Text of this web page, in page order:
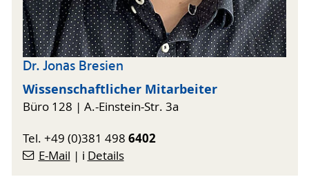
Dr. Jonas Bresien
Wissenschaftlicher Mitarbeiter
Büro 128 | A.-Einstein-Str. 3a
Tel. +49 (0)381 498 6402
E-Mail | ℹ️ Details